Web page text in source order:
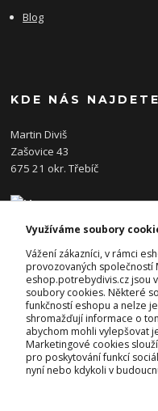
Blog
KDE NÁS NAJDETE
Martin Diviš
Zašovice 43
675 21 okr. Třebíč
KONTAKTY
Josef Diviš
+420 728 382 742
(Po-Pá, 7-17hod.)
Využíváme soubory
Vážení zákazníci, v rámci
provozovaných
eshop.potrebydivis.cz jsou
soubory cookies. Některé
funkčností eshopu a nelze
shromažďují informace o
abychom mohli vylepšovat
Marketingové cookies
pro poskytování funkcí
nyní nebo kdykoli v